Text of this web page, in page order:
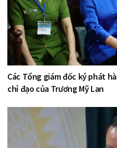
Các Tổng giám đốc ký phát
chỉ đạo của Trương Mỹ Lan